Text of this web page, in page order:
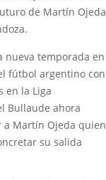
de Martín Ojeda
nueva temporada en
fútbol argentino con
en la Liga
Bullaude ahora
Martín Ojeda quien
su salida